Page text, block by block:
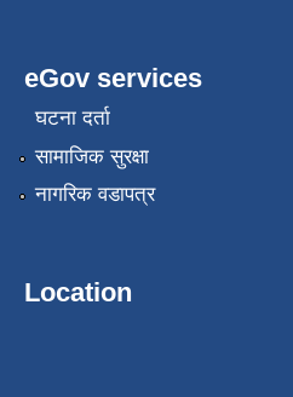
eGov services
घटना दर्ता
सामाजिक सुरक्षा
नागरिक वडापत्र
Location